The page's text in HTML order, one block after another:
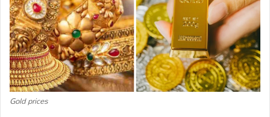
Gold prices